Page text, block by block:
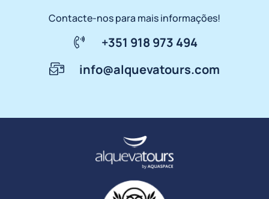
Contacte-nos para mais informações!
+351 918 973 494
info@alquevatours.com